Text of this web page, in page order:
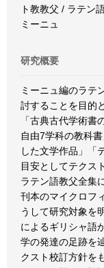
ト教教父 / ラテン
ミーニュ
研究概要
ミーニュ編のラテ
討することを目的
「古典古代学術
自由7学科の教科
した文学作品」「
目安としてテクス
ラテン語教父全集
刊本のマイクロフ
うして研究対象を
によるギリシャ語
学の発達の足跡を
クスト校訂方針を